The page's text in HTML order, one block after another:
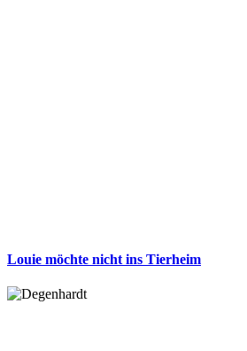
Louie möchte nicht ins Tierheim